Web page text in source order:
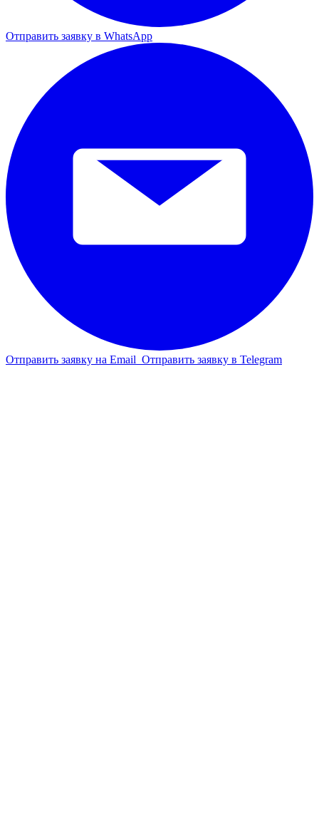
Отправить заявку в WhatsApp
Отправить заявку на Email Отправить заявку в Telegram